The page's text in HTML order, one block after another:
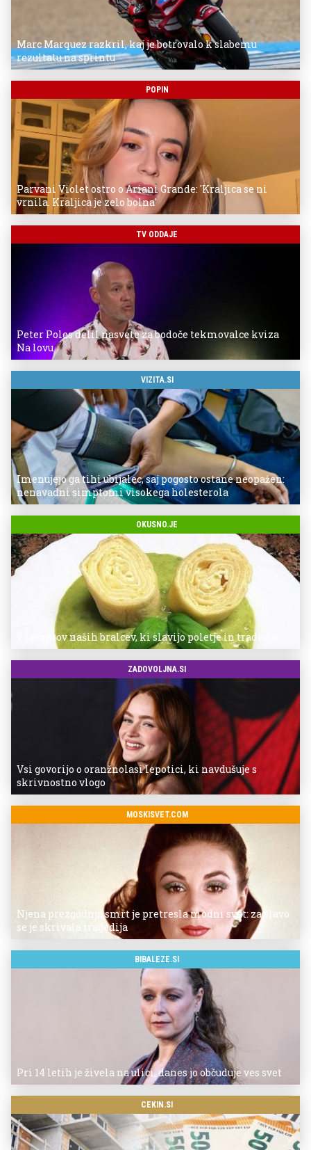
Marc Marquez razkril, kaj je botrovalo k slabemu
rezultatu na sprintu
POPIN
Parvani Violet ostro o Ariani Grande: 'Kraljica se ni
vrnila. Kraljica je zelo bolna'
TV ODDAJE
Peter Poles delil nasvete za bodoče tekmovalce kviza
Na lovu
VIZITA.SI
Imenujejo ga tihi ubijalec, saj pogosto ostane neopažen:
nenavadni simptomi visokega holesterola
OKUSNO.JE
7 receptov naših bralcev, ki slavijo poletje in tradicijo
ZADOVOLJNA.SI
Vsi govorijo o oranžnolasi lepotici, ki navdušuje s
skrivnostno vlogo
MOSKISVET.COM
Njena prezgodnja smrt je pretresla modni svet: za slavo
se je skrivala tragedija
BIBALEZE.SI
Pri 14 letih je živela na ulici, danes jo občuduje ves svet
CEKIN.SI